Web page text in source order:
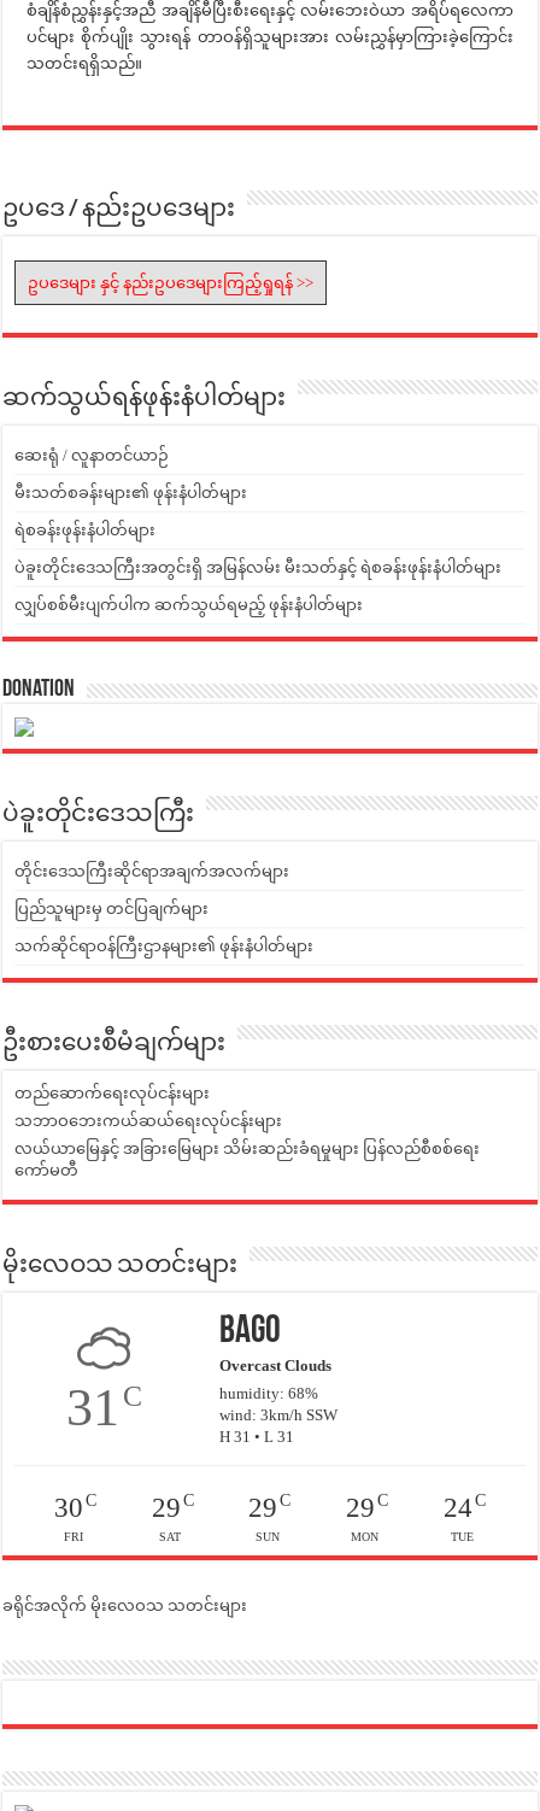
စံချိန်စံညွှန်းနှင့်အညီ အချိန်မီပြီးစီးရေးနှင့် လမ်းဘေးဝဲယာ အရိပ်ရလေကာ
ပင်များ စိုက်ပျိုး သွားရန် တာဝန်ရှိသူများအား လမ်းညွှန်မှာကြားခဲ့ကြောင်း
သတင်းရရှိသည်။
ဥပဒေ / နည်းဥပဒေများ
ဥပဒေများ နှင့် နည်းဥပဒေများကြည့်ရှုရန် >>
ဆက်သွယ်ရန်ဖုန်းနံပါတ်များ
ဆေးရုံ / လူနာတင်ယာဉ်
မီးသတ်စခန်းများ၏ ဖုန်းနံပါတ်များ
ရဲစခန်းဖုန်းနံပါတ်များ
ပဲခူးတိုင်းဒေသကြီးအတွင်းရှိ အမြန်လမ်း မီးသတ်နှင့် ရဲစခန်းဖုန်းနံပါတ်များ
လျှပ်စစ်မီးပျက်ပါက ဆက်သွယ်ရမည့် ဖုန်းနံပါတ်များ
Donation
ပဲခူးတိုင်းဒေသကြီး
တိုင်းဒေသကြီးဆိုင်ရာအချက်အလက်များ
ပြည်သူများမှ တင်ပြချက်များ
သက်ဆိုင်ရာဝန်ကြီးဌာနများ၏ ဖုန်းနံပါတ်များ
ဦးစားပေးစီမံချက်များ
တည်ဆောက်ရေးလုပ်ငန်းများ
သဘာဝဘေးကယ်ဆယ်ရေးလုပ်ငန်းများ
လယ်ယာမြေနှင့် အခြားမြေများ သိမ်းဆည်းခံရမှုများ ပြန်လည်စီစစ်ရေး
ကော်မတီ
မိုးလေဝသ သတင်းများ
31 C
Bago
Overcast Clouds
humidity: 68%
wind: 3km/h SSW
H 31 • L 31
30C
FRI
29C
SAT
29 C
SUN
29C
MON
24C
TUE
ခရိုင်အလိုက် မိုးလေဝသ သတင်းများ